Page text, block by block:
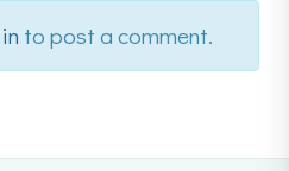
to post a comment.